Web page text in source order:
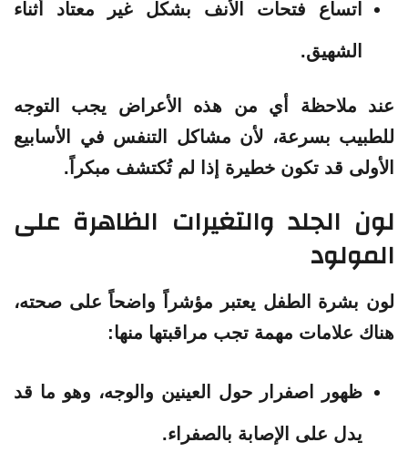
اتساع فتحات الأنف بشكل غير معتاد أثناء
الشهيق.
عند ملاحظة أي من هذه الأعراض يجب التوجه
للطبيب بسرعة، لأن مشاكل التنفس في الأسابيع
الأولى قد تكون خطيرة إذا لم تُكتشف مبكراً.
لون الجلد والتغيرات الظاهرة على
المولود
لون بشرة الطفل يعتبر مؤشراً واضحاً على صحته،
هناك علامات مهمة تجب مراقبتها منها:
ظهور اصفرار حول العينين والوجه، وهو ما قد
يدل على الإصابة بالصفراء.